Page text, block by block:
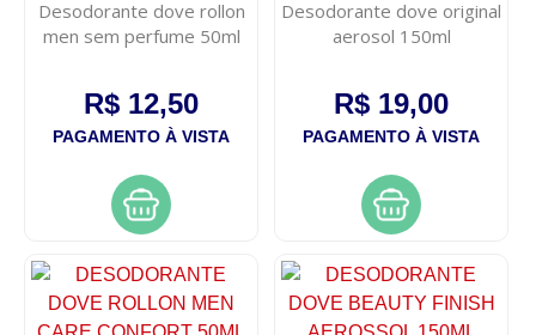
Desodorante dove rollon
men sem perfume 50ml
R$ 12,50
PAGAMENTO À VISTA
Desodorante dove original
aerosol 150ml
R$ 19,00
PAGAMENTO À VISTA